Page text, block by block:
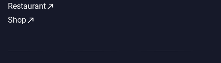
Restaurantcall_made
Shopcall_made